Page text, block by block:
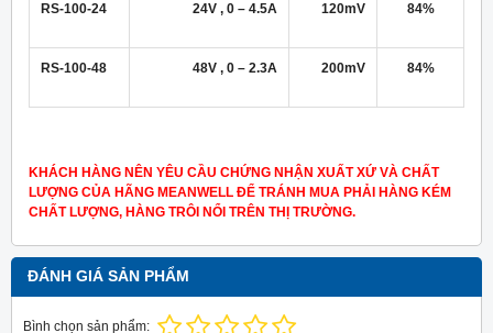
RS-100-24 24V , 0 – 4.5A 120mV 84%
RS-100-48 48V , 0 – 2.3A 200mV 84%
KHÁCH HÀNG NÊN YÊU CẦU CHỨNG NHẬN XUẤT XỨ VÀ CHẤT
LƯỢNG CỦA HÃNG MEANWELL ĐỂ TRÁNH MUA PHẢI HÀNG KÉM
CHẤT LƯỢNG, HÀNG TRÔI NỔI TRÊN THỊ TRƯỜNG.
ĐÁNH GIÁ SẢN PHẨM
Bình chọn sản phẩm: